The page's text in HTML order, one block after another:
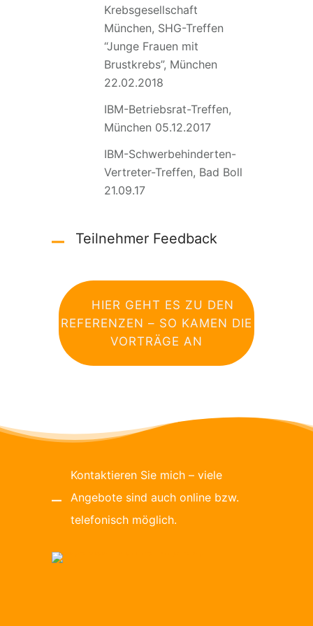
Krebsgesellschaft
München, SHG-Treffen
“Junge Frauen mit
Brustkrebs”, München
22.02.2018
IBM-Betriebsrat-Treffen,
München 05.12.2017
IBM-Schwerbehinderten-
Vertreter-Treffen, Bad Boll
21.09.17
Teilnehmer Feedback
HIER GEHT ES ZU DEN
REFERENZEN – SO KAMEN DIE
VORTRÄGE AN
Kontaktieren Sie mich – viele
Angebote sind auch online bzw.
telefonisch möglich.